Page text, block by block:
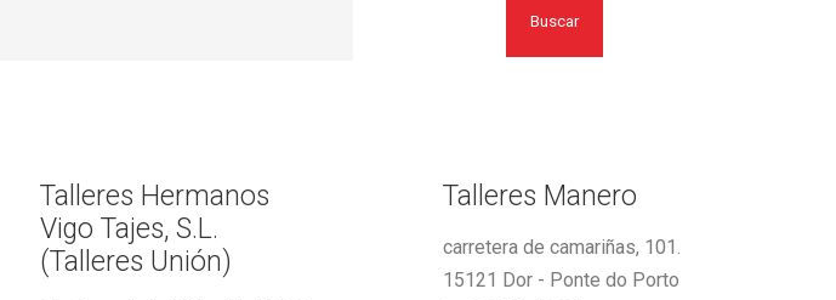
Buscar
Talleres Hermanos
Vigo Tajes, S.L.
(Talleres Unión)
Talleres Manero
carretera de camariñas, 101.
15121 Dor - Ponte do Porto